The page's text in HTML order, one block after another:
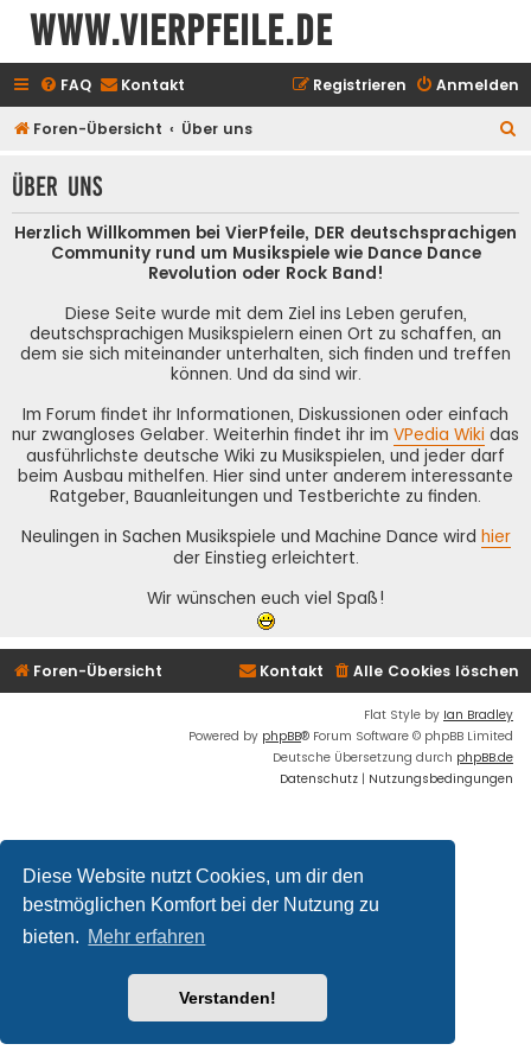
Diese Website nutzt Cookies, um dir den
bestmöglichen Komfort bei der Nutzung zu
bieten. Mehr erfahren
Verstanden!
www.vierpfeile.de
FAQ Kontakt Anmelden
Registrieren
Foren-Übersicht Über uns
h
Über uns
Herzlich Willkommen bei VierPfeile, DER deutschsprachigen
Community rund um Musikspiele wie Dance Dance
Revolution oder Rock Band!
Diese Seite wurde mit dem Ziel ins Leben gerufen,
deutschsprachigen Musikspielern einen Ort zu schaffen, an
dem sie sich miteinander unterhalten, sich finden und treffen
können. Und da sind wir.
Im Forum findet ihr Informationen, Diskussionen oder einfach
nur zwangloses Gelaber. Weiterhin findet ihr im VPedia Wiki das
ausführlichste deutsche Wiki zu Musikspielen, und jeder darf
beim Ausbau mithelfen. Hier sind unter anderem interessante
Ratgeber, Bauanleitungen und Testberichte zu finden.
Neulingen in Sachen Musikspiele und Machine Dance wird hier
der Einstieg erleichtert.
Wir wünschen euch viel Spaß!
Foren-Übersicht Alle Cookies löschen
Kontakt
Flat Style by Ian Bradley
Powered by phpBB® Forum Software © phpBB Limited
Deutsche Übersetzung durch phpBB.de
Datenschutz | Nutzungsbedingungen